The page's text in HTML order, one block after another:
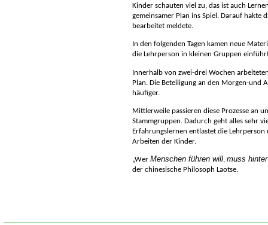
Kinder schauten viel zu, das ist auch
gemeinsamer Plan ins Spiel. Darauf hakte
bearbeitet meldete.
In den folgenden Tagen kamen neue
die Lehrperson in kleinen Gruppen
Innerhalb von zwei-drei Wochen
Plan. Die Beteiligung an den Morgen-und
häufiger.
Mittlerweile passieren diese Prozesse an
Stammgruppen. Dadurch geht alles sehr
Erfahrungslernen entlastet die
Arbeiten der Kinder.
Wer Menschen führen will, muss
der chinesische Philosoph Laotse.